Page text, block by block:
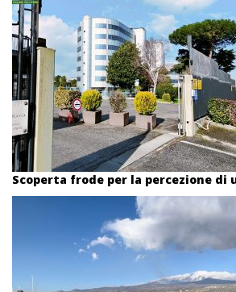
Scoperta frode per la percezione di